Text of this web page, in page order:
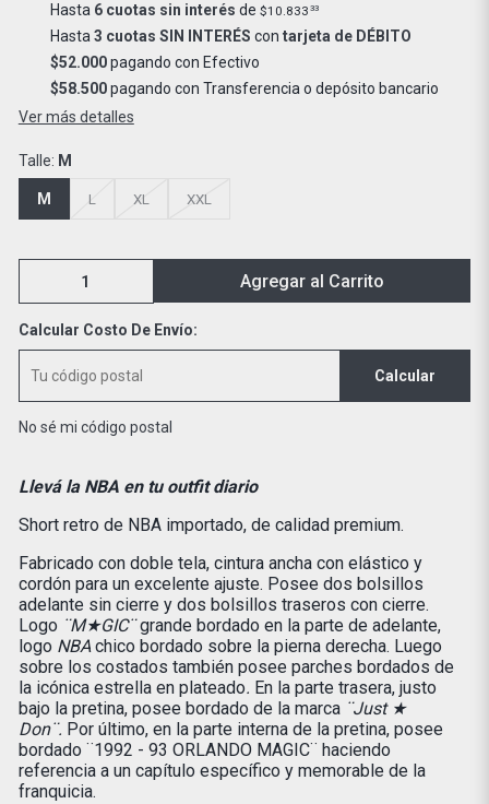
Hasta 6 cuotas sin interés de $10.833 33
Hasta 3 cuotas SIN INTERÉS con tarjeta de DÉBITO
$52.000pagando con Efectivo
$58.500pagando con Transferencia o depósito bancario
Ver más detalles
Talle: M
M L XL XXL
Agregar al Carrito
Calcular Costo De Envío:
Calcular
No sé mi código postal
Llevá la NBA en tu outfit diario
Short retro de NBA importado, de calidad premium.
Fabricado con doble tela, cintura ancha con elástico y
cordón para un excelente ajuste. Posee dos bolsillos
adelante sin cierre y dos bolsillos traseros con cierre.
Logo ¨M★GIC¨grande bordado en la parte de adelante,
logo NBAchico bordado sobre la pierna derecha. Luego
sobre los costados también posee parches bordados de
la icónica estrella en plateado. En la parte trasera, justo
bajo la pretina, posee bordado de la marca ¨Just ★
Don¨. Por último, en la parte interna de la pretina, posee
bordado ¨1992 - 93 ORLANDO MAGIC¨ haciendo
referencia a un capítulo específico y memorable de la
franquicia.